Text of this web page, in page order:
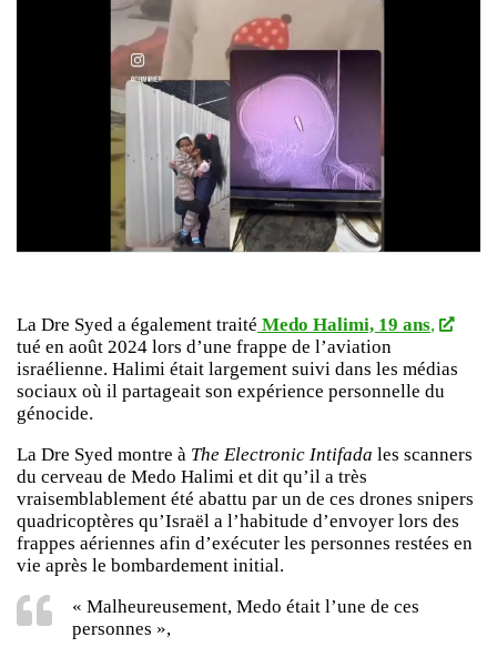
La Dre Syed a également traité Medo Halimi, 19 ans,
tué en août 2024 lors d’une frappe de l’aviation
israélienne. Halimi était largement suivi dans les médias
sociaux où il partageait son expérience personnelle du
génocide.
La Dre Syed montre à The Electronic Intifada les scanners
du cerveau de Medo Halimi et dit qu’il a très
vraisemblablement été abattu par un de ces drones snipers
quadricoptères qu’Israël a l’habitude d’envoyer lors des
frappes aériennes afin d’exécuter les personnes restées en
vie après le bombardement initial.
« Malheureusement, Medo était l’une de ces
personnes »,